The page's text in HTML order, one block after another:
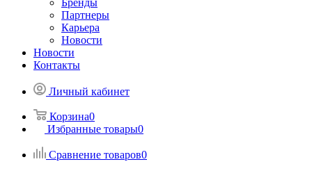
Партнеры
Карьера
Новости
Новости
Контакты
Личный кабинет
Корзина0
Избранные товары0
Сравнение товаров0